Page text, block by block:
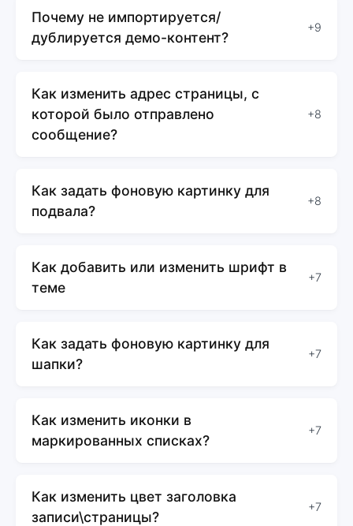
Почему не импортируется/
дублируется демо-контент?
+9
Как изменить адрес страницы, с
которой было отправлено
сообщение?
+8
Как задать фоновую картинку для
подвала?
+8
Как добавить или изменить шрифт в
теме
+7
Как задать фоновую картинку для
шапки?
+7
Как изменить иконки в
маркированных списках?
+7
Как изменить цвет заголовка
записи\страницы?
+7